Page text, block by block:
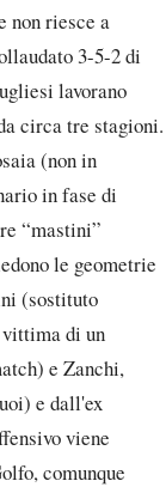
non riesce a
3-5-2 di
lavorano
circa tre stagioni.
(non in
in fase di
“mastini”
le geometrie
(sostituto
di un
e Zanchi,
e dall'ex
viene
comunque